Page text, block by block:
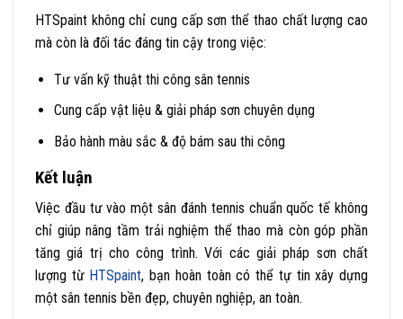
HTSpaint không chỉ cung cấp sơn thể thao chất lượng cao
mà còn là đối tác đáng tin cậy trong việc:
Tư vấn kỹ thuật thi công sân tennis
Cung cấp vật liệu & giải pháp sơn chuyên dụng
Bảo hành màu sắc & độ bám sau thi công
Kết luận
Việc đầu tư vào một sân đánh tennis chuẩn quốc tế không
chỉ giúp nâng tầm trải nghiệm thể thao mà còn góp phần
tăng giá trị cho công trình. Với các giải pháp sơn chất
lượng từ HTSpaint, bạn hoàn toàn có thể tự tin xây dựng
một sân tennis bền đẹp, chuyên nghiệp, an toàn.